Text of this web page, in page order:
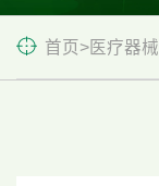
首页 >医疗器械